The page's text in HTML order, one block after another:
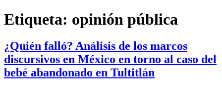
Etiqueta: opinión pública
¿Quién falló? Análisis de los marcos
discursivos en México en torno al caso del
bebé abandonado en Tultitlán